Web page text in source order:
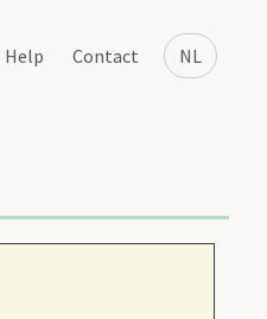
NL
Help Contact